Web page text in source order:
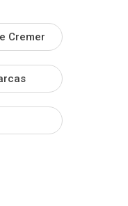
Cremer